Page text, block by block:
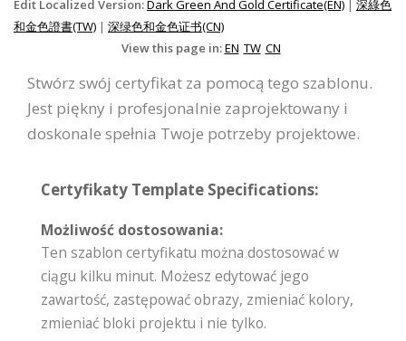
Edit Localized Version:Dark Green And Gold Certificate(EN) | 深綠色
和金色證書(TW) | 深绿色和金色证书(CN)
View this page in:EN TW CN
Stwórz swój certyfikat za pomocą tego szablonu.
Jest piękny i profesjonalnie zaprojektowany i
doskonale spełnia Twoje potrzeby projektowe.
Certyfikaty Template Specifications:
Możliwość dostosowania:
Ten szablon certyfikatu można dostosować w
ciągu kilku minut. Możesz edytować jego
zawartość, zastępować obrazy, zmieniać kolory,
zmieniać bloki projektu i nie tylko.